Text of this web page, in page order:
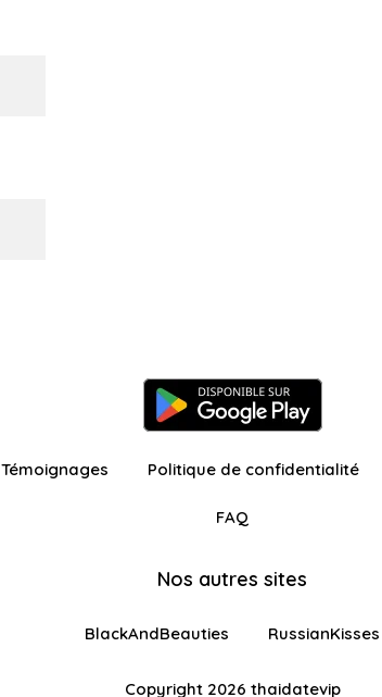
Témoignages Politique de confidentialité
FAQ
Nos autres sites
BlackAndBeauties RussianKisses
Copyright 2026 thaidatevip